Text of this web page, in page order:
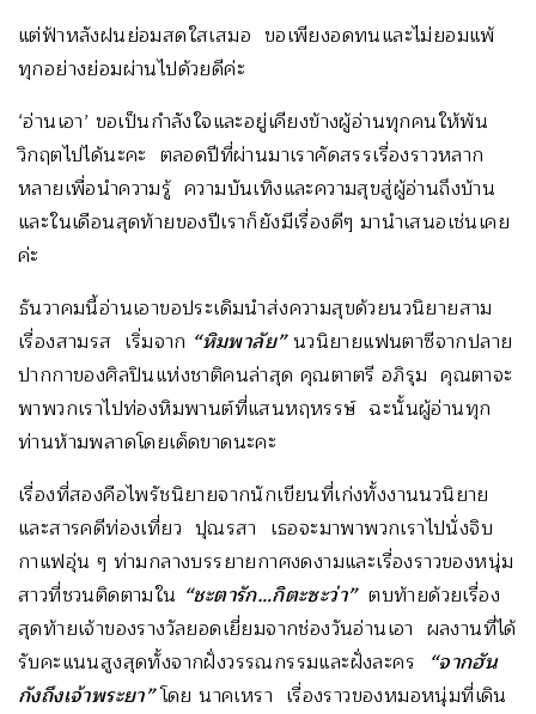
แต่ฟ้าหลังฝนย่อมสดใสเสมอ ขอเพียงอดทนและไม่ยอมแพ้
ทุกอย่างย่อมผ่านไปด้วยดีค่ะ
‘อ่านเอา’ ขอเป็นกำลังใจและอยู่เคียงข้างผู้อ่านทุกคนให้พ้น
วิกฤตไปได้นะคะ ตลอดปีที่ผ่านมาเราคัดสรรเรื่องราวหลาก
หลายเพื่อนำความรู้ ความบันเทิงและความสุขสู่ผู้อ่านถึงบ้าน
และในเดือนสุดท้ายของปีเราก็ยังมีเรื่องดีๆ มานำเสนอเช่นเคย
ค่ะ
ธันวาคมนี้อ่านเอาขอประเดิมนำส่งความสุขด้วยนวนิยายสาม
เรื่องสามรส เริ่มจาก “หิมพาลัย”นวนิยายแฟนตาซีจากปลาย
ปากกาของศิลปินแห่งชาติคนล่าสุด คุณตาตรี อภิรุม คุณตาจะ
พาพวกเราไปท่องหิมพานต์ที่แสนหฤหรรษ์ ฉะนั้นผู้อ่านทุก
ท่านห้ามพลาดโดยเด็ดขาดนะคะ
เรื่องที่สองคือไพรัชนิยายจากนักเขียนที่เก่งทั้งงานนวนิยาย
และสารคดีท่องเที่ยว ปุณรสา เธอจะมาพาพวกเราไปนั่งจิบ
กาแฟอุ่น ๆ ท่ามกลางบรรยายกาศงดงามและเรื่องราวของหนุ่ม
สาวที่ชวนติดตามใน “ชะตารัก…กิตะซะว่า” ตบท้ายด้วยเรื่อง
สุดท้ายเจ้าของรางวัลยอดเยี่ยมจากช่องวันอ่านเอา ผลงานที่ได้
รับคะแนนสูงสุดทั้งจากฝั่งวรรณกรรมและฝั่งละคร “จากฮัน
กังถึงเจ้าพระยา”โดย นาคเหรา เรื่องราวของหมอหนุ่มที่เดิน